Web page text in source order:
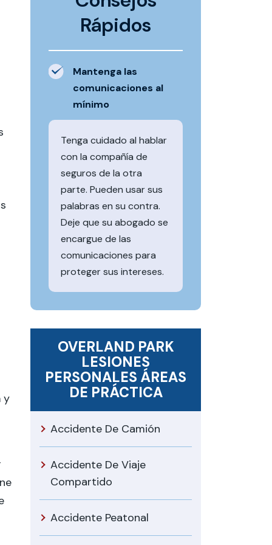
y
Rápidos
Mantenga las
comunicaciones al
mínimo
Tenga cuidado al hablar
con la compañía de
seguros de la otra
parte. Pueden usar sus
palabras en su contra.
Deje que su abogado se
encargue de las
comunicaciones para
proteger sus intereses.
OVERLAND PARK
LESIONES
PERSONALES ÁREAS
DE PRÁCTICA
Accidente De Camión
Accidente De Viaje
Compartido
Accidente Peatonal